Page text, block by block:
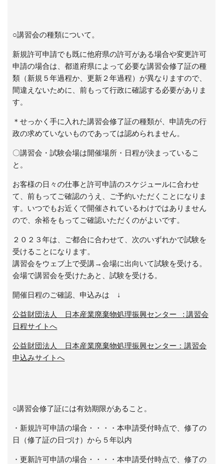
○講習会の種類について。
新規許可申請でも既に他府県の許可がある場合や変更許可
申請の場合は、都道府県によって必要な講習会修了証の種
類（新規５年過程か、更新２年過程）が異なりますので、
間違えないために、前もって行政に確認する必要がありま
す。
＊せっかく手に入れた講習会修了証の種類が、申請先の行
政の求めていないものであっては認められません。
〇講習会・試験会場は開催場所・日程が決まっているこ
と。
お客様の日々の仕事と許可申請のスケジュールに合わせ
て、前もってご確認のうえ、ご予約いただくことになりま
す。いつでもお近くで開催されているわけではありません
ので、余裕をもってご確認いただくのがよいです。
２０２３年は、ご都合に合わせて、次のいずれかで試験を
受けることになります。
講習会をウェブ上で受講→会場に出向いて試験を受ける。
会場で講習会を受けたあと、試験を受ける。
開催日程のご確認、申込みは ↓
公益財団法人 日本産業廃棄物処理振興センター : 講習会
日程サイトへ
公益財団法人 日本産業廃棄物処理振興センター：講習会
申込みサイトへ
○講習会修了証には有効期限があること。
・新規許可申請の場合・・・・本申請受付時点で、修了の
日（修了証の日づけ）から５年以内
・更新許可申請の場合・・・・本申請受付時点で、修了の